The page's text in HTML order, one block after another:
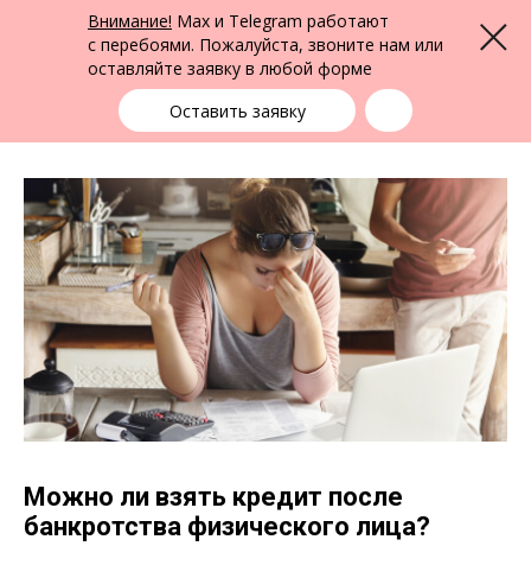
Внимание! Max и Telegram работают
с перебоями. Пожалуйста, звоните нам или
оставляйте заявку в любой форме
Оставить заявку
Меню
Юридическая помощь в Барнауле
ФПК Альтернатива
Барнаул
выбрать город
+7 (3852) 22-22-15
Можно ли взять кредит после
банкротства физического лица?